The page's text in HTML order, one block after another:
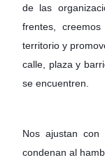
de las
frentes,
territorio y
calle, plaza y
se encuentren.
Nos ajustan con
condenan al